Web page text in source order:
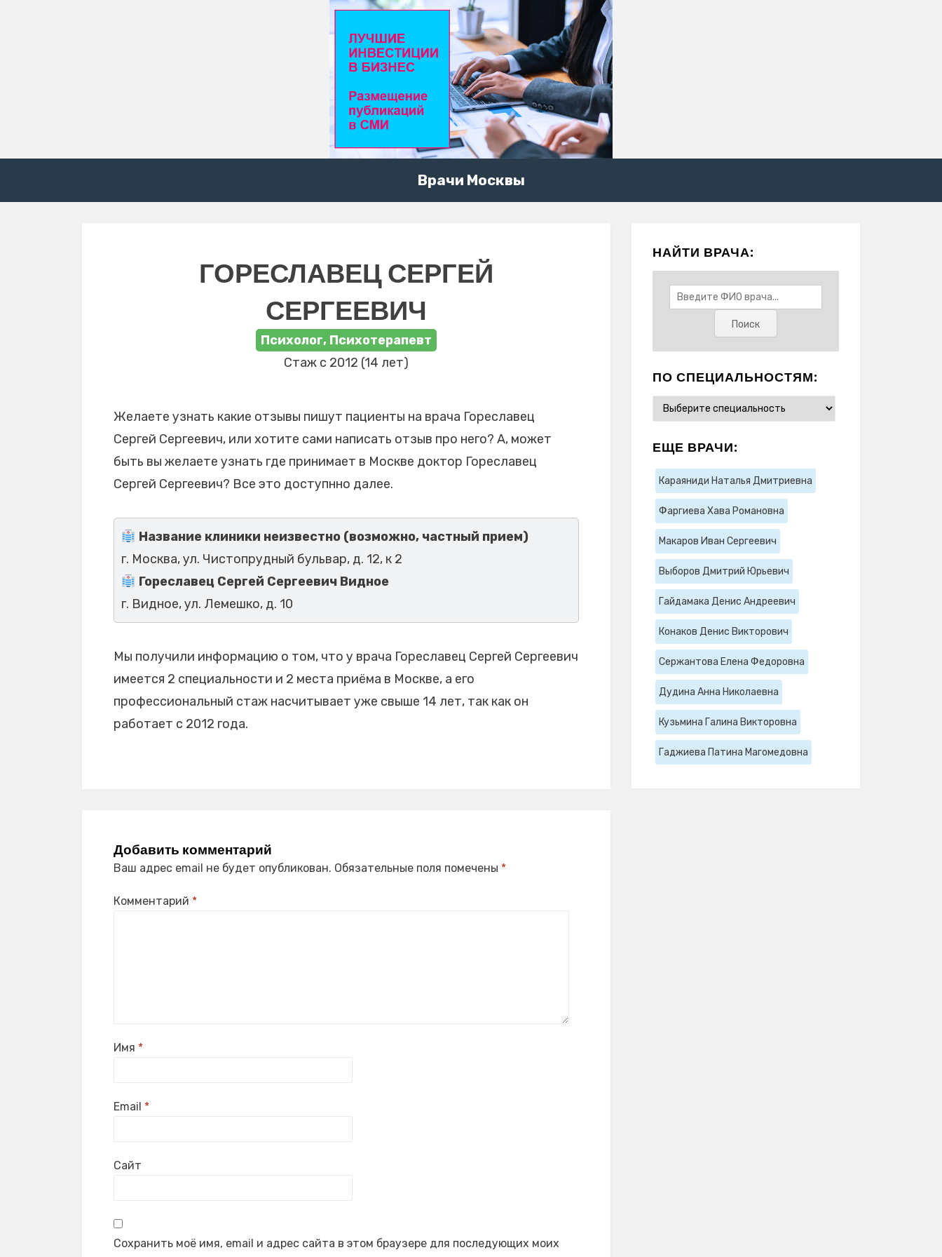
Врачи Москвы
ГОРЕСЛАВЕЦ СЕРГЕЙ
СЕРГЕЕВИЧ
Психолог, Психотерапевт
Стаж с 2012 (14 лет)
Желаете узнать какие отзывы пишут пациенты на врача Гореславец
Сергей Сергеевич, или хотите сами написать отзыв про него? А, может
быть вы желаете узнать где принимает в Москве доктор Гореславец
Сергей Сергеевич? Все это доступнно далее.
Название клиники неизвестно (возможно, частный прием)
г. Москва, ул. Чистопрудный бульвар, д. 12, к 2
Гореславец Сергей Сергеевич Видное
г. Видное, ул. Лемешко, д. 10
Мы получили информацию о том, что у врача Гореславец Сергей Сергеевич
имеется 2 специальности и 2 места приёма в Москве, а его
профессиональный стаж насчитывает уже свыше 14 лет, так как он
работает с 2012 года.
Добавить комментарий
Ваш адрес email не будет опубликован. Обязательные поля помечены *
Комментарий *
Имя *
Email *
Сайт
Сохранить моё имя, email и адрес сайта в этом браузере для последующих моих
НАЙТИ ВРАЧА:
ПО СПЕЦИАЛЬНОСТЯМ:
ЕЩЕ ВРАЧИ:
Караяниди Наталья Дмитриевна
Фаргиева Хава Романовна
Макаров Иван Сергеевич
Выборов Дмитрий Юрьевич
Гайдамака Денис Андреевич
Конаков Денис Викторович
Сержантова Елена Федоровна
Дудина Анна Николаевна
Кузьмина Галина Викторовна
Гаджиева Патина Магомедовна